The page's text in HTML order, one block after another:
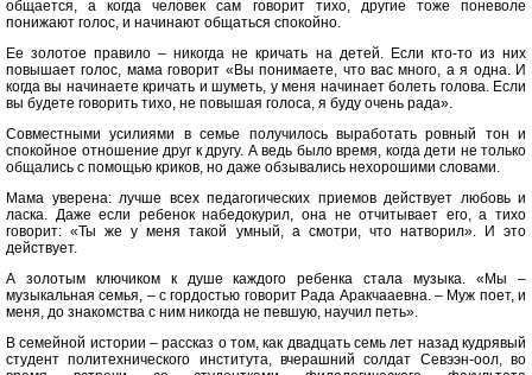
общается, а когда человек сам говорит тихо, другие тоже поневоле
понижают голос, и начинают общаться спокойно.
Ее золотое правило – никогда не кричать на детей. Если кто-то из них
повышает голос, мама говорит «Вы понимаете, что вас много, а я одна. И
когда вы начинаете кричать и шуметь, у меня начинает болеть голова. Если
вы будете говорить тихо, не повышая голоса, я буду очень рада».
Совместными усилиями в семье получилось выработать ровный тон и
спокойное отношение друг к другу. А ведь было время, когда дети не только
общались с помощью криков, но даже обзывались нехорошими словами.
Мама уверена: лучше всех педагогических приемов действует любовь и
ласка. Даже если ребенок набедокурил, она не отчитывает его, а тихо
говорит: «Ты же у меня такой умный, а смотри, что натворил». И это
действует.
А золотым ключиком к душе каждого ребенка стала музыка. «Мы –
музыкальная семья, – с гордостью говорит Рада Аракчааевна. – Муж поет, и
меня, до знакомства с ним никогда не певшую, научил петь».
В семейной истории – рассказ о том, как двадцать семь лет назад кудрявый
студент политехнического института, вчерашний солдат Севээн-оол, во